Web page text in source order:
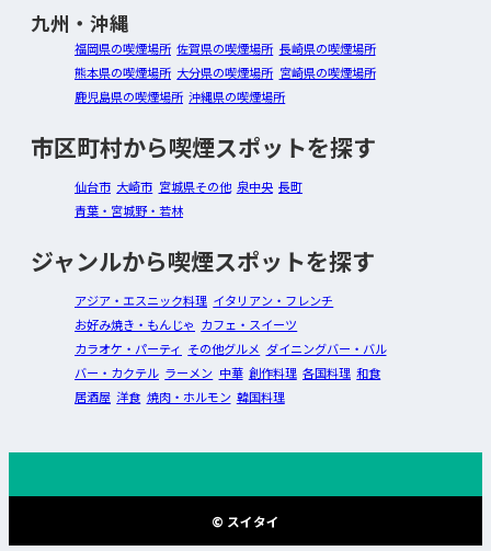
九州・沖縄
福岡県の喫煙場所 佐賀県の喫煙場所 長崎県の喫煙場所
熊本県の喫煙場所 大分県の喫煙場所 宮崎県の喫煙場所
鹿児島県の喫煙場所 沖縄県の喫煙場所
市区町村から喫煙スポットを探す
仙台市 大崎市 宮城県その他 泉中央 長町
青葉・宮城野・若林
ジャンルから喫煙スポットを探す
アジア・エスニック料理 イタリアン・フレンチ
お好み焼き・もんじゃ カフェ・スイーツ
カラオケ・パーティ その他グルメ ダイニングバー・バル
バー・カクテル ラーメン 中華 創作料理 各国料理 和食
居酒屋 洋食 焼肉・ホルモン 韓国料理
© スイタイ